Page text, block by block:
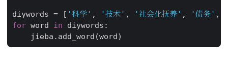
diywords = [ '科学' , '技术' , '社会化抚养' , '债务' ,
for word in diywords :
jieba . add_word (word)